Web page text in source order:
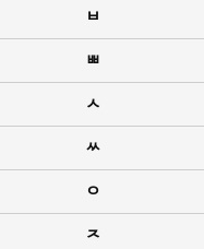
ㅂ
ㅃ
ㅅ
ㅆ
ㅇ
ㅈ